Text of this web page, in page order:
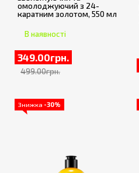
омолоджуючий з 24-
каратним золотом, 550 мл
В наявності
349.00грн.
499.00грн.
Знижка -30%